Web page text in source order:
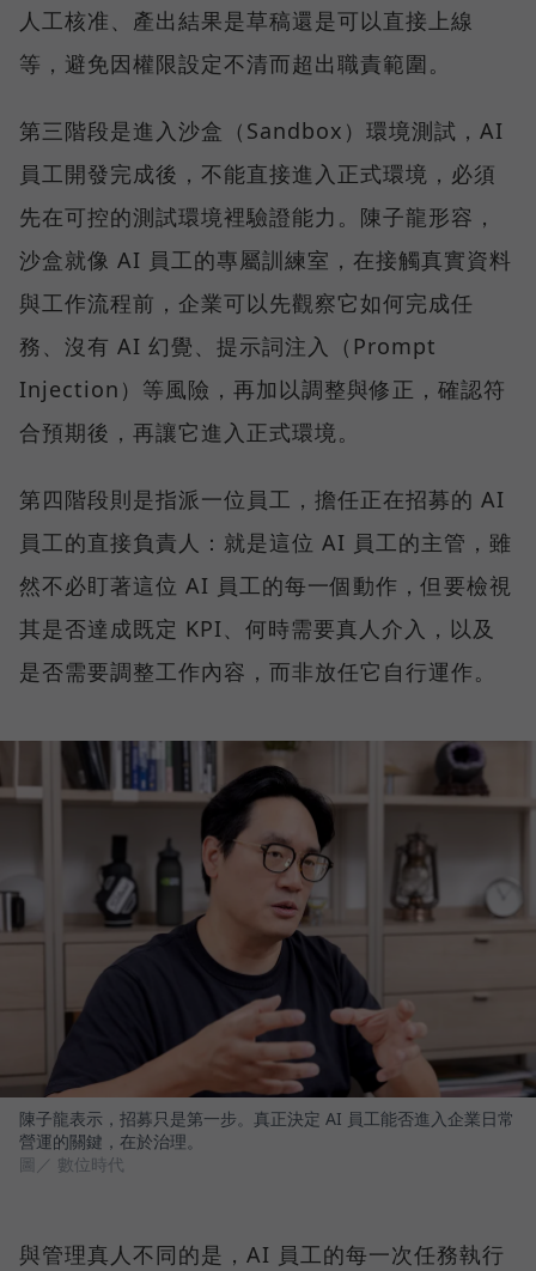
人工核准、產出結果是草稿還是可以直接上線
等，避免因權限設定不清而超出職責範圍。
第三階段是進入沙盒（Sandbox）環境測試，AI
員工開發完成後，不能直接進入正式環境，必須
先在可控的測試環境裡驗證能力。陳子龍形容，
沙盒就像 AI 員工的專屬訓練室，在接觸真實資料
與工作流程前，企業可以先觀察它如何完成任
務、沒有 AI 幻覺、提示詞注入（Prompt
Injection）等風險，再加以調整與修正，確認符
合預期後，再讓它進入正式環境。
第四階段則是指派一位員工，擔任正在招募的 AI
員工的直接負責人：就是這位 AI 員工的主管，雖
然不必盯著這位 AI 員工的每一個動作，但要檢視
其是否達成既定 KPI、何時需要真人介入，以及
是否需要調整工作內容，而非放任它自行運作。
陳子龍表示，招募只是第一步。真正決定 AI 員工能否進入企業日常
營運的關鍵，在於治理。
圖／ 數位時代
與管理真人不同的是，AI 員工的每一次任務執行